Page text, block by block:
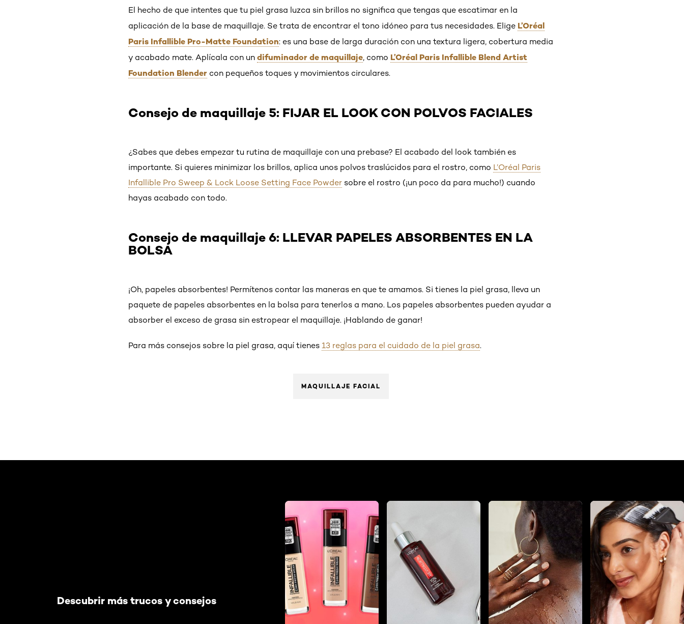
El hecho de que intentes que tu piel grasa luzca sin brillos no significa que tengas que escatimar en la
aplicación de la base de maquillaje. Se trata de encontrar el tono idóneo para tus necesidades. Elige L’Oréal
Paris Infallible Pro-Matte Foundation: es una base de larga duración con una textura ligera, cobertura media
y acabado mate. Aplícala con un difuminador de maquillaje, como L’Oréal Paris Infallible Blend Artist
Foundation Blender con pequeños toques y movimientos circulares.
Consejo de maquillaje ​5: FIJAR EL LOOK CON POLVOS FACIALES
¿Sabes que debes empezar tu rutina de maquillaje con una prebase? El acabado del look también es
importante. Si quieres minimizar los brillos, aplica unos polvos traslúcidos para el rostro, como L’Oréal Paris
Infallible Pro Sweep & Lock Loose Setting Face Powder sobre el rostro (¡un poco da para mucho!) cuando
hayas acabado con todo.
Consejo de maquillaje 6: LLEVAR PAPELES ABSORBENTES EN LA
BOLSA
¡Oh, papeles absorbentes! Permítenos contar las maneras en que te amamos. Si tienes la piel grasa, lleva un
paquete de papeles absorbentes en la bolsa para tenerlos a mano. Los papeles absorbentes pueden ayudar a
absorber el exceso de grasa sin estropear el maquillaje. ¡Hablando de ganar!
Para más consejos sobre la piel grasa, aquí tienes 13 reglas para el cuidado de la piel grasa.
MAQUILLAJE FACIAL
Descubrir más trucos y consejos